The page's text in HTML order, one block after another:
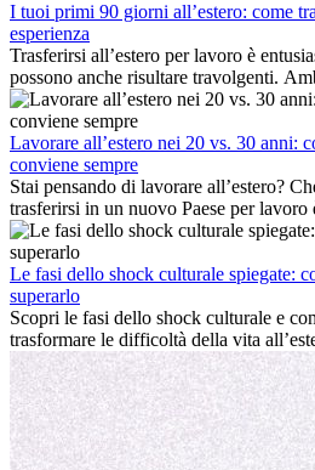
I tuoi primi 90 giorni all’estero: come
esperienza
Trasferirsi all’estero per lavoro è
possono anche risultare travolgenti.
ambiente lavorativo, costruire una vita
cultura locale e gestire la nostalgia di
processo. Questa guida per expat ti
meglio i primi mesi all’estero,
professionale che la crescita personale.
Lavorare all’estero nei 20 vs. 30 anni:
conviene sempre
Stai pensando di lavorare all’estero?
trasferirsi in un nuovo Paese per lavoro
entusiasmante e, a volte, sfidante. Molti
davvero la differenza. La verità è che
conviene sempre: può accelerare la
personale e offrire preziosi insight
la tua vita.
Le fasi dello shock culturale spiegate:
superarlo
Scopri le fasi dello shock culturale e
trasformare le difficoltà della vita
nuove opportunità.